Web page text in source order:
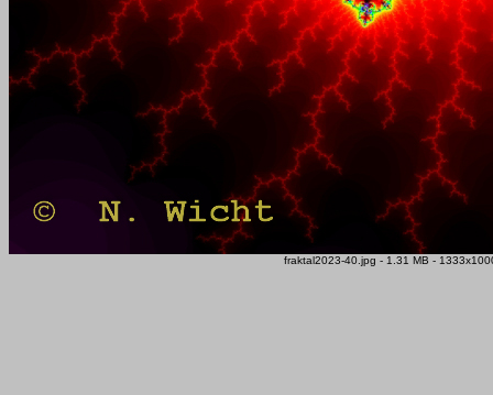
fraktal2023-40.jpg - 1.31 MB -